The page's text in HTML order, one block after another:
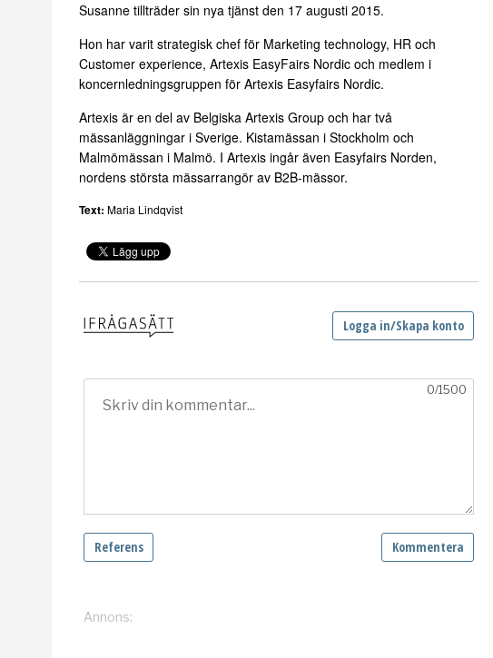
Susanne tillträder sin nya tjänst den 17 augusti 2015.
Hon har varit strategisk chef för Marketing technology, HR och
Customer experience, Artexis EasyFairs Nordic och medlem i
koncernledningsgruppen för Artexis Easyfairs Nordic.
Artexis är en del av Belgiska Artexis Group och har två
mässanläggningar i Sverige. Kistamässan i Stockholm och
Malmömässan i Malmö. I Artexis ingår även Easyfairs Norden,
nordens största mässarrangör av B2B-mässor.
Text: Maria Lindqvist